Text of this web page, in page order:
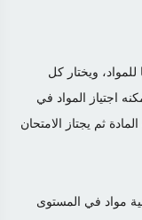
ويختار كل
اجتياز المواد في
ثم يجتاز الامتحان
مواد في المستوى